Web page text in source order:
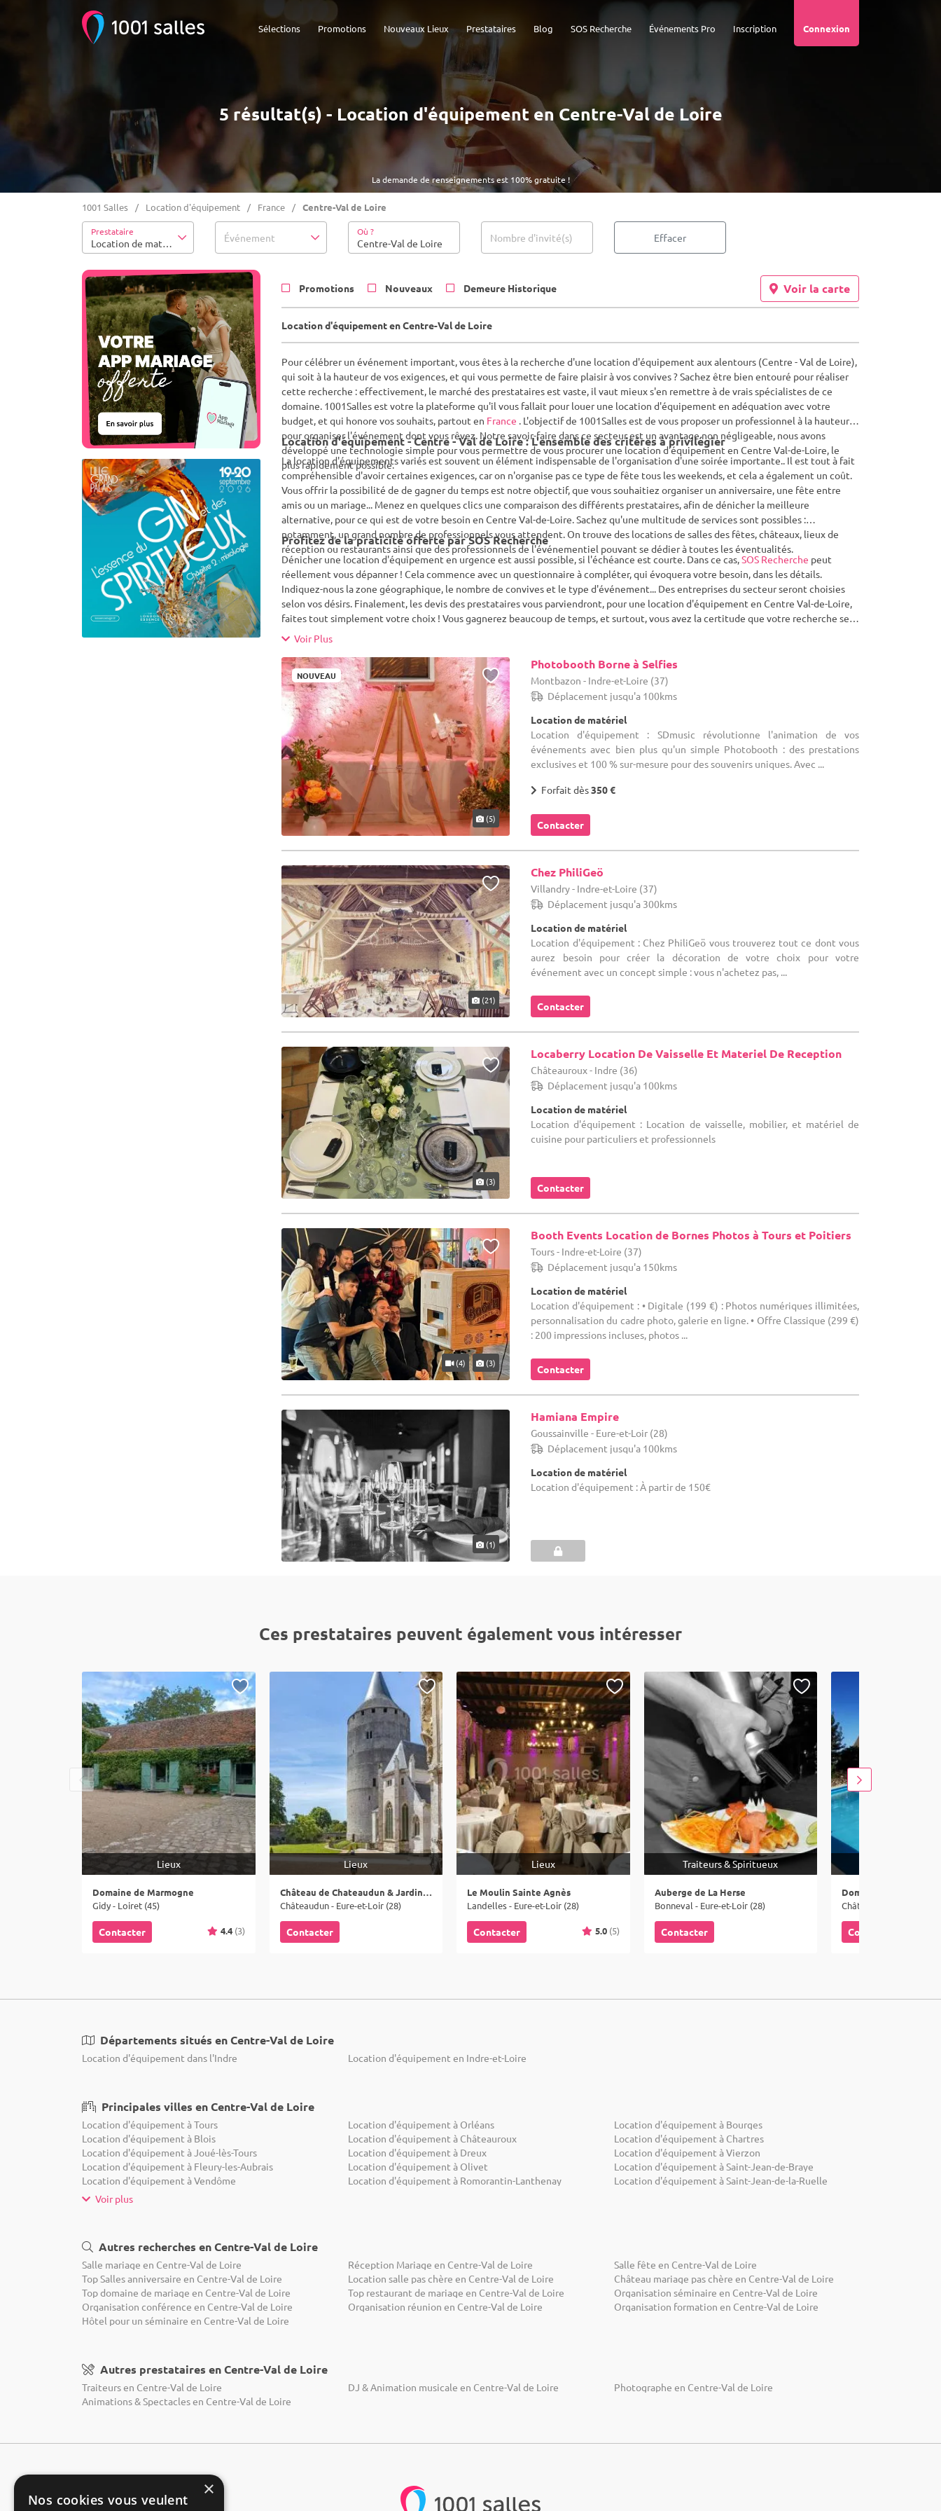
Connexion
Inscription
Événements Pro
SOS Recherche
Blog
Prestataires
Nouveaux Lieux
Promotions
Sélections
La demande de renseignements est 100% gratuite !
5 résultat(s) - Location d'équipement en Centre-Val de Loire
1001 Salles Location d'équipement France Centre-Val de Loire
Prestataire
Location de matériel Événement Où ? Nombre d'invité(s) Effacer
Promotions Nouveaux Demeure Historique Voir la carte
Location d'équipement en Centre-Val de Loire
Pour célébrer un événement important, vous êtes à la recherche d'une location d'équipement aux alentours (Centre - Val de Loire),
qui soit à la hauteur de vos exigences, et qui vous permette de faire plaisir à vos convives ? Sachez être bien entouré pour réaliser
cette recherche : effectivement, le marché des prestataires est vaste, il vaut mieux s'en remettre à de vrais spécialistes de ce
domaine. 1001Salles est votre la plateforme qu'il vous fallait pour louer une location d'équipement en adéquation avec votre
budget, et qui honore vos souhaits, partout en France . L'objectif de 1001Salles est de vous proposer un professionnel à la hauteur,
pour organiser l'événement dont vous rêvez. Notre savoir-faire dans ce secteur est un avantage non négligeable, nous avons
développé une technologie simple pour vous permettre de vous procurer une location d'équipement en Centre Val-de-Loire, le
plus rapidement possible.
Location d'équipement - Centre - Val de Loire : L'ensemble des critères à privilégier
La location d'équipements variés est souvent un élément indispensable de l'organisation d'une soirée importante.. Il est tout à fait
compréhensible d'avoir certaines exigences, car on n'organise pas ce type de fête tous les weekends, et cela a également un coût.
Vous offrir la possibilité de de gagner du temps est notre objectif, que vous souhaitiez organiser un anniversaire, une fête entre
amis ou un mariage... Menez en quelques clics une comparaison des différents prestataires, afin de dénicher la meilleure
alternative, pour ce qui est de votre besoin en Centre Val-de-Loire. Sachez qu'une multitude de services sont possibles :
notamment, un grand nombre de professionnels vous attendent. On trouve des locations de salles des fêtes, châteaux, lieux de
réception ou restaurants ainsi que des professionnels de l'événementiel pouvant se dédier à toutes les éventualités.
Profitez de la praticité offerte par SOS Recherche
Dénicher une location d'équipement en urgence est aussi possible, si l'échéance est courte. Dans ce cas,SOS Recherche peut
réellement vous dépanner ! Cela commence avec un questionnaire à compléter, qui évoquera votre besoin, dans les détails.
Indiquez-nous la zone géographique, le nombre de convives et le type d'événement... Des entreprises du secteur seront choisies
selon vos désirs. Finalement, les devis des prestataires vous parviendront, pour une location d'équipement en Centre Val-de-Loire,
faites tout simplement votre choix ! Vous gagnerez beaucoup de temps, et surtout, vous avez la certitude que votre recherche sera
parfaitement honorée. Nul doute que vos hôtes apprécieront fortement ce moment important, que vous aurez mis en place grâce à
Voir Plus
NOUVEAU
(5)
Photobooth Borne à Selfies
Montbazon - Indre-et-Loire (37)
Déplacement jusqu'a 100kms
Location de matériel
Location d'équipement : SDmusic révolutionne l'animation de vos
événements avec bien plus qu'un simple Photobooth : des prestations
exclusives et 100 % sur-mesure pour des souvenirs uniques. Avec ...
Forfait dès350 €
Contacter
(21)
Chez PhiliGeö
Villandry - Indre-et-Loire (37)
Déplacement jusqu'a 300kms
Location de matériel
Location d'équipement : Chez PhiliGeö vous trouverez tout ce dont vous
aurez besoin pour créer la décoration de votre choix pour votre
événement avec un concept simple : vous n'achetez pas, ...
Contacter
(3)
Locaberry Location De Vaisselle Et Materiel De Reception
Châteauroux - Indre (36)
Déplacement jusqu'a 100kms
Location de matériel
Location d'équipement : Location de vaisselle, mobilier, et matériel de
cuisine pour particuliers et professionnels
Contacter
(4) (3)
Booth Events Location de Bornes Photos à Tours et Poitiers
Tours - Indre-et-Loire (37)
Déplacement jusqu'a 150kms
Location de matériel
Location d'équipement : • Digitale (199 €) : Photos numériques illimitées,
personnalisation du cadre photo, galerie en ligne. • Offre Classique (299 €)
: 200 impressions incluses, photos ...
Contacter
(1)
Hamiana Empire
Goussainville - Eure-et-Loir (28)
Déplacement jusqu'a 100kms
Location de matériel
Location d'équipement : À partir de 150€
Ces prestataires peuvent également vous intéresser
Lieux
Domaine de Marmogne
Gidy - Loiret (45)
Contacter 4.4 (3)
Lieux
Château de Chateaudun & Jardinet Dodun
Châteaudun - Eure-et-Loir (28)
Contacter
Lieux
Le Moulin Sainte Agnès
Landelles - Eure-et-Loir (28)
Contacter 5.0 (5)
Traiteurs & Spiritueux
Auberge de La Herse
Bonneval - Eure-et-Loir (28)
Contacter
Domaine des Bruns
Châtillon-Coligny -
Contacter
Départements situés en Centre-Val de Loire
Location d'équipement dans l'Indre Location d'équipement en Indre-et-Loire
Principales villes en Centre-Val de Loire
Location d'équipement à Tours Location d'équipement à Orléans
Location d'équipement à Bourges
Location d'équipement à Blois
Location d'équipement à Châteauroux
Location d'équipement à Chartres
Location d'équipement à Joué-lès-Tours
Location d'équipement à Dreux
Location d'équipement à Vierzon
Location d'équipement à Fleury-les-Aubrais
Location d'équipement à Olivet
Location d'équipement à Saint-Jean-de-Braye
Location d'équipement à Vendôme
Location d'équipement à Romorantin-Lanthenay
Location d'équipement à Saint-Jean-de-la-Ruelle
Voir plus
Autres recherches en Centre-Val de Loire
Salle mariage en Centre-Val de Loire Réception Mariage en Centre-Val de Loire
Salle fête en Centre-Val de Loire
Top Salles anniversaire en Centre-Val de Loire
Location salle pas chère en Centre-Val de Loire
Château mariage pas chère en Centre-Val de Loire
Top domaine de mariage en Centre-Val de Loire
Top restaurant de mariage en Centre-Val de Loire
Organisation séminaire en Centre-Val de Loire
Organisation conférence en Centre-Val de Loire
Organisation réunion en Centre-Val de Loire
Organisation formation en Centre-Val de Loire
Hôtel pour un séminaire en Centre-Val de Loire
Autres prestataires en Centre-Val de Loire
Traiteurs en Centre-Val de Loire DJ & Animation musicale en Centre-Val de Loire
Photographe en Centre-Val de Loire
Animations & Spectacles en Centre-Val de Loire
×
Nos cookies vous veulent